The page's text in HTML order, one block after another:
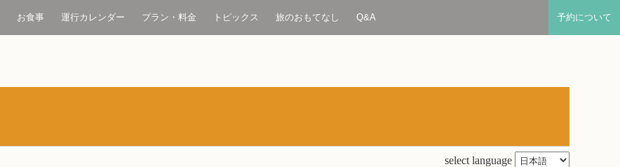
お食事 運行カレンダー プラン・料金 トピックス 旅のおもてなし Q&A 予約について
select language